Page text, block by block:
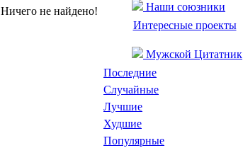
Ничего не найдено!
Наши союзники
Интересные проекты
Мужской Цитатник
Последние
Случайные
Лучшие
Худшие
Популярные